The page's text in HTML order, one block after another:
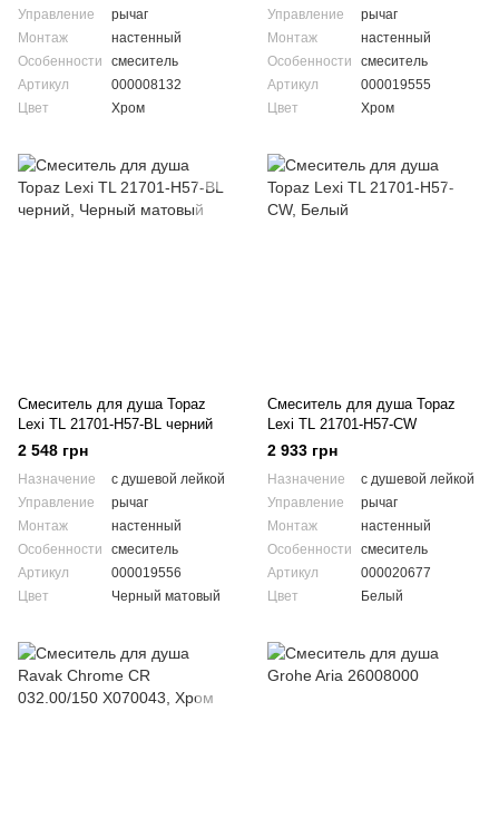
Управление
рычаг
Монтаж
настенный
Особенности
смеситель
Артикул
000008132
Цвет
Хром
Управление
рычаг
Монтаж
настенный
Особенности
смеситель
Артикул
000019555
Цвет
Хром
Смеситель для душа Topaz
Lexi TL 21701-H57-BL черний
2 548 грн
Назначение
с душевой лейкой
Управление
рычаг
Монтаж
настенный
Особенности
смеситель
Артикул
000019556
Цвет
Черный матовый
Смеситель для душа Topaz
Lexi TL 21701-H57-CW
2 933 грн
Назначение
с душевой лейкой
Управление
рычаг
Монтаж
настенный
Особенности
смеситель
Артикул
000020677
Цвет
Белый